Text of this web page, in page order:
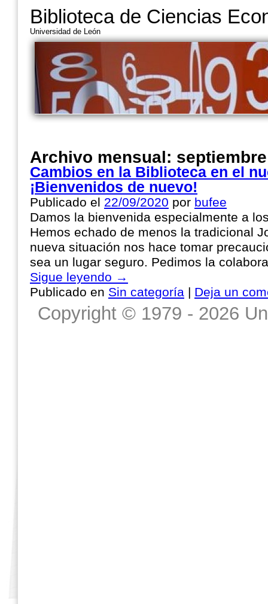
Biblioteca de Ciencias
Universidad de León
Archivo mensual:
Cambios en la Biblioteca en el
¡Bienvenidos de nuevo!
Publicado el 22/09/2020 por bufee
Damos la bienvenida especialmente a
Hemos echado de menos la tradicional
nueva situación nos hace tomar
sea un lugar seguro. Pedimos la
Sigue leyendo →
Publicado en Sin categoría | Deja un
Copyright © 1979 - 2026